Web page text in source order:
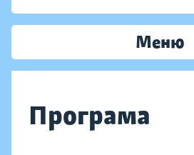
Меню
Програма